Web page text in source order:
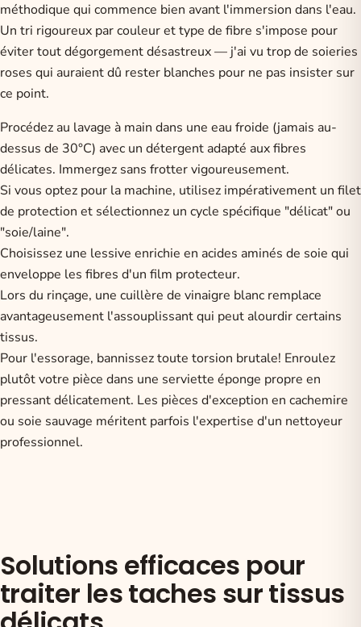
méthodique qui commence bien avant l'immersion dans l'eau.
Un tri rigoureux par couleur et type de fibre s'impose pour
éviter tout dégorgement désastreux — j'ai vu trop de soieries
roses qui auraient dû rester blanches pour ne pas insister sur
ce point.
Procédez au lavage à main dans une eau froide (jamais au-
dessus de 30°C) avec un détergent adapté aux fibres
délicates. Immergez sans frotter vigoureusement.
Si vous optez pour la machine, utilisez impérativement un filet
de protection et sélectionnez un cycle spécifique "délicat" ou
"soie/laine".
Choisissez une lessive enrichie en acides aminés de soie qui
enveloppe les fibres d'un film protecteur.
Lors du rinçage, une cuillère de vinaigre blanc remplace
avantageusement l'assouplissant qui peut alourdir certains
tissus.
Pour l'essorage, bannissez toute torsion brutale! Enroulez
plutôt votre pièce dans une serviette éponge propre en
pressant délicatement. Les pièces d'exception en cachemire
ou soie sauvage méritent parfois l'expertise d'un nettoyeur
professionnel.
Solutions efficaces pour
traiter les taches sur tissus